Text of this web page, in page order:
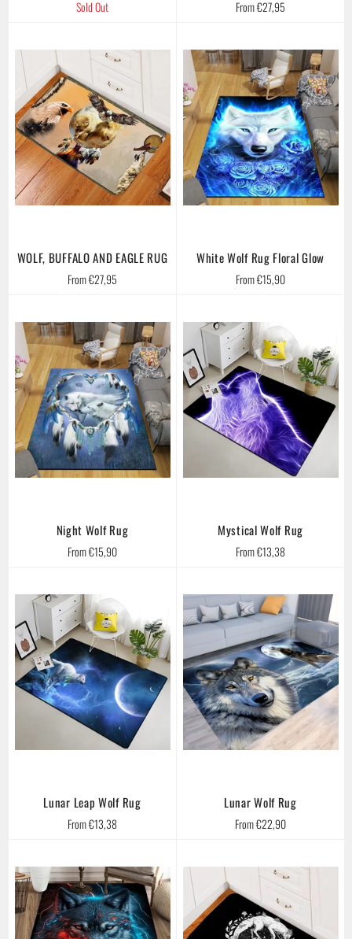
Sold Out From €27,95
WOLF, BUFFALO AND EAGLE RUG
From €27,95
White Wolf Rug Floral Glow
From €15,90
Night Wolf Rug
From €15,90
Mystical Wolf Rug
From €13,38
Lunar Leap Wolf Rug
From €13,38
Lunar Wolf Rug
From €22,90